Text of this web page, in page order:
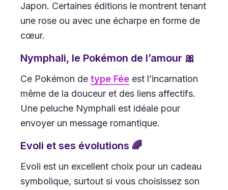
Japon. Certaines éditions le montrent tenant
une rose ou avec une écharpe en forme de
cœur.
Nymphali, le Pokémon de l’amour 🎀
Ce Pokémon de type Fée est l’incarnation
même de la douceur et des liens affectifs.
Une peluche Nymphali est idéale pour
envoyer un message romantique.
Evoli et ses évolutions 🌈
Evoli est un excellent choix pour un cadeau
symbolique, surtout si vous choisissez son